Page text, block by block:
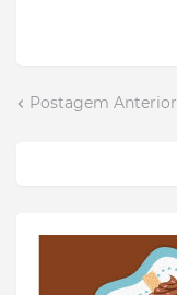
Postagem Anterior